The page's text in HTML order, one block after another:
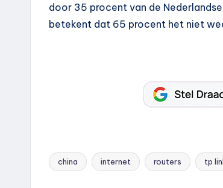
door 35 procent van de
betekent dat 65 procent het niet
Tags:
china internet routers tp